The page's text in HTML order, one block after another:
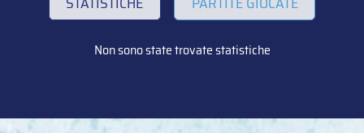
Non sono state trovate statistiche